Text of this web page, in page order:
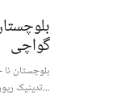
گواچی
بلوچستان نا
تدینیک رپورٹ مسنو ہرافتیٹی ارا...